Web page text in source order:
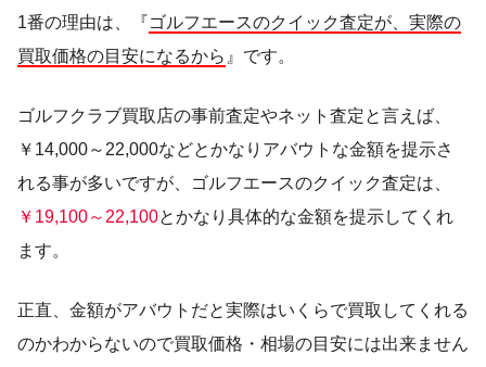
1番の理由は、『ゴルフエースのクイック査定が、実際の
買取価格の目安になるから 』です。
ゴルフクラブ買取店の事前査定やネット査定と言えば、
￥14,000～22,000などとかなりアバウトな金額を提示さ
れる事が多いですが、ゴルフエースのクイック査定は、
￥19,100～22,100とかなり具体的な金額を提示してくれ
ます。
正直、金額がアバウトだと実際はいくらで買取してくれる
のかわからないので買取価格・相場の目安には出来ません